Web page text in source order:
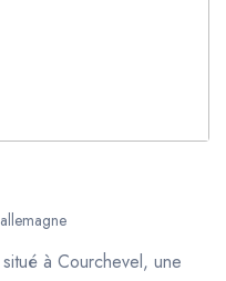
à Courchevel, une